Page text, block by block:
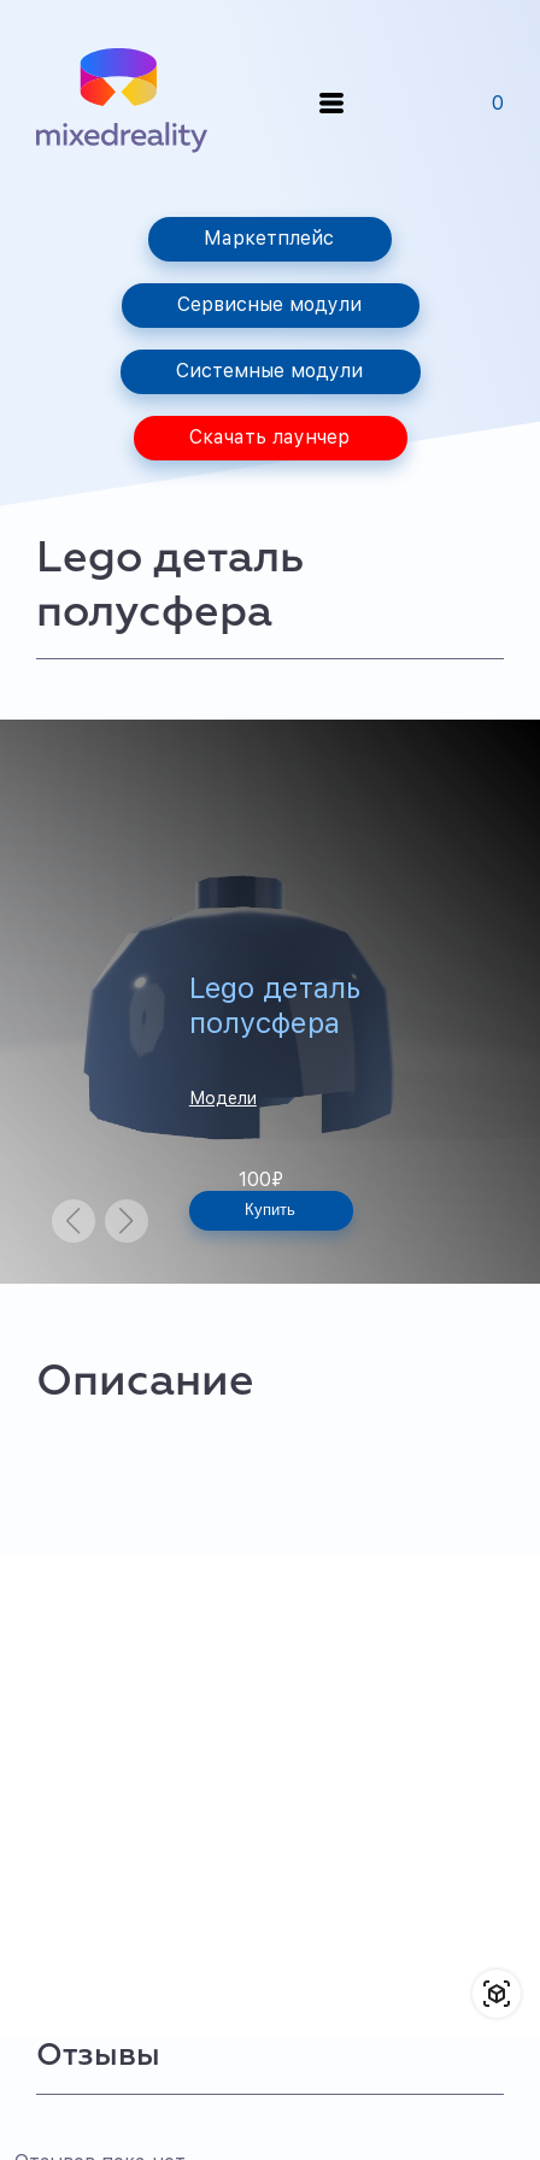
0
Маркетплейс
Сервисные модули
Системные модули
Скачать лаунчер
Lego деталь
полусфера
Lego деталь
полусфера
Модели
100₽
Купить
Описание
Отзывы